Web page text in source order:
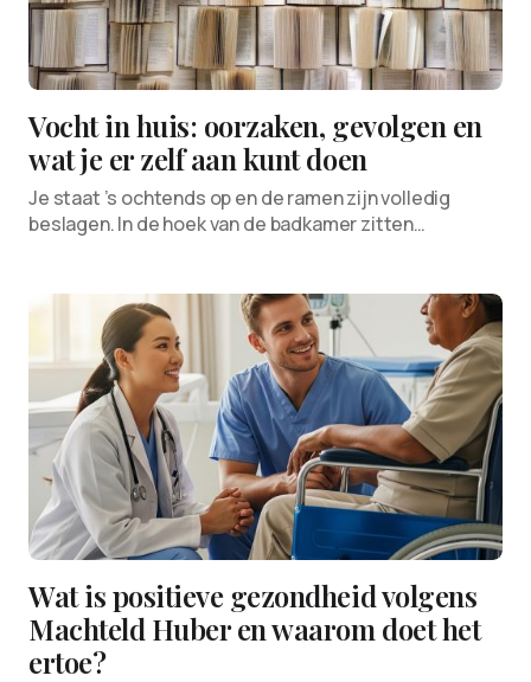
Vocht in huis: oorzaken, gevolgen en
wat je er zelf aan kunt doen
Je staat ’s ochtends op en de ramen zijn volledig
beslagen. In de hoek van de badkamer zitten…
Wat is positieve gezondheid volgens
Machteld Huber en waarom doet het
ertoe?